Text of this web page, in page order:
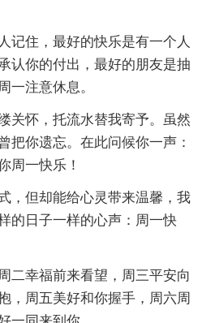
记住，最好的快乐是有一个人
认你的付出，最好的朋友是抽
一注意休息。
关怀，托流水替我寄予。虽然
把你遗忘。在此问候你一声：
周一快乐！
，但却能给心灵带来温馨，我
的日子一样的心声：周一快
二幸福前来看望，周三平安向
，周五美好和你握手，周六周